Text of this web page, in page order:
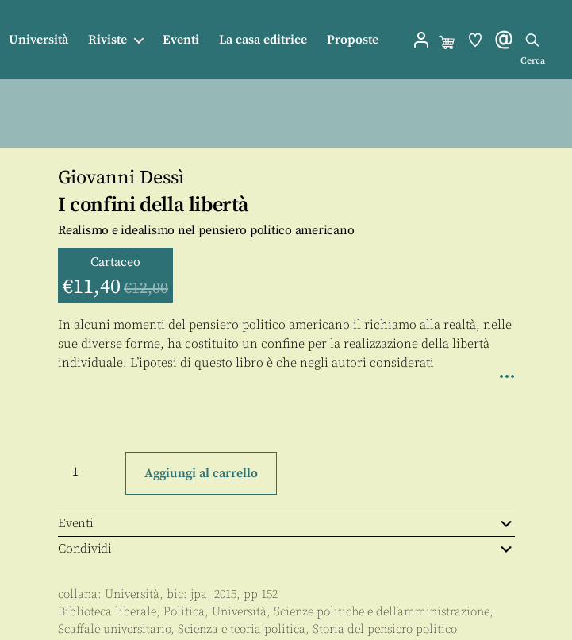
Università Riviste Eventi La casa editrice Proposte
Cerca
Giovanni Dessì
I confini della libertà
Realismo e idealismo nel pensiero politico americano
Cartaceo
€11,40 €12,00
In alcuni momenti del pensiero politico americano il richiamo alla realtà, nelle
sue diverse forme, ha costituito un confine per la realizzazione della libertà
individuale. L’ipotesi di questo libro è che negli autori considerati
confini
quantità
Aggiungi al carrello
Eventi
Condividi
collana: Università, bic: jpa, 2015, pp 152
Biblioteca liberale, Politica, Università, Scienze politiche e dell’amministrazione,
Scaffale universitario, Scienza e teoria politica, Storia del pensiero politico